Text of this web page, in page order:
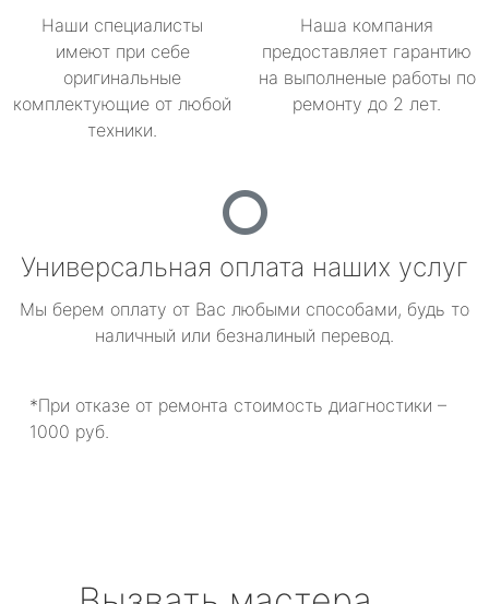
Наши специалисты
имеют при себе
оригинальные
комплектующие от любой
техники.
Наша компания
предоставляет гарантию
на выполненые работы по
ремонту до 2 лет.
Универсальная оплата наших услуг
Мы берем оплату от Вас любыми способами, будь то
наличный или безналиный перевод.
*При отказе от ремонта стоимость диагностики –
1000 руб.